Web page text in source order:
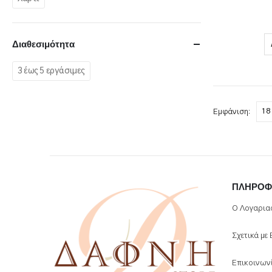
Εμφάνιση:
Διαθεσιμότητα
3 έως 5 εργάσιμες
Ο
Σχετικά με